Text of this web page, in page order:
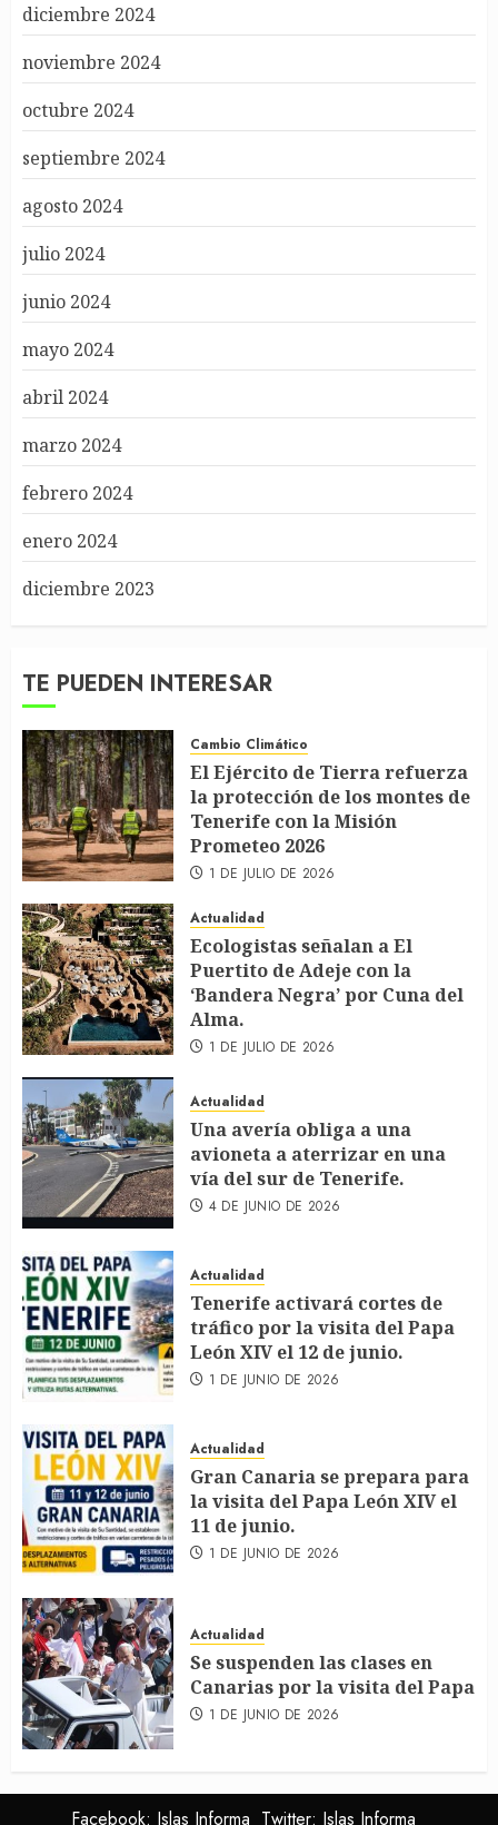
diciembre 2024
noviembre 2024
octubre 2024
septiembre 2024
agosto 2024
julio 2024
junio 2024
mayo 2024
abril 2024
marzo 2024
febrero 2024
enero 2024
diciembre 2023
TE PUEDEN INTERESAR
Cambio Climático
El Ejército de Tierra refuerza
la protección de los montes de
Tenerife con la Misión
Prometeo 2026
1 DE JULIO DE 2026
Actualidad
Ecologistas señalan a El
Puertito de Adeje con la
‘Bandera Negra’ por Cuna del
Alma.
1 DE JULIO DE 2026
Actualidad
Una avería obliga a una
avioneta a aterrizar en una
vía del sur de Tenerife.
4 DE JUNIO DE 2026
Actualidad
Tenerife activará cortes de
tráfico por la visita del Papa
León XIV el 12 de junio.
1 DE JUNIO DE 2026
Actualidad
Gran Canaria se prepara para
la visita del Papa León XIV el
11 de junio.
1 DE JUNIO DE 2026
Actualidad
Se suspenden las clases en
Canarias por la visita del Papa
1 DE JUNIO DE 2026
Facebook: Islas Informa Twitter: Islas Informa